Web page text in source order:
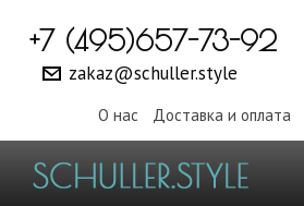
+7 (495)657-73-92
zakaz@schuller.style
О нас Доставка и оплата